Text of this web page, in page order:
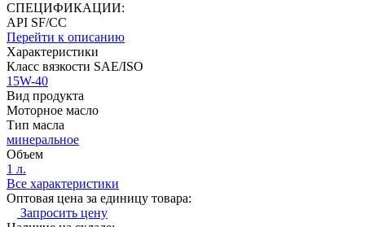
СПЕЦИФИКАЦИИ:
API SF/CC
Перейти к описанию
Характеристики
Класс вязкости SAE/ISO
15W-40
Вид продукта
Моторное масло
Тип масла
минеральное
Объем
1 л.
Все характеристики
Оптовая цена за единицу товара:
Запросить цену